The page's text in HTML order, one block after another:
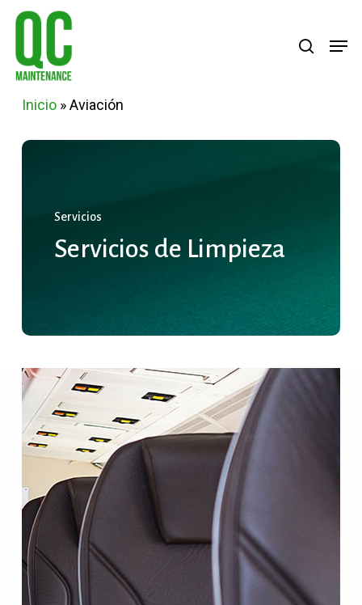
Skip
main
Inicio»Aviación
Servicios
Servicios de Limpieza